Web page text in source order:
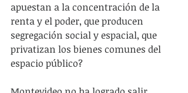
apuestan a la concentración de la
renta y el poder, que producen
segregación social y espacial, que
privatizan los bienes comunes del
espacio público?